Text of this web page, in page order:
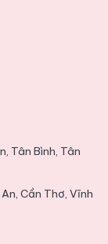
Tân Bình, Tân
Cần Thơ, Vĩnh